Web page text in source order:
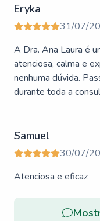
Eryka
31/07/
A Dra. Ana Laura é
atenciosa, calma e
nenhuma dúvida.
durante toda a
Samuel
30/07/
Atenciosa e eficaz